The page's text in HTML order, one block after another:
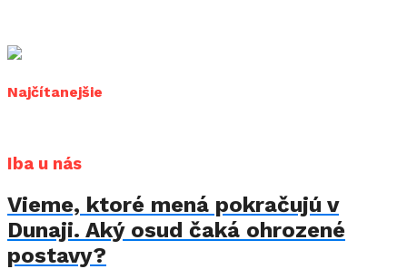
Najčítanejšie
Iba u nás
Vieme, ktoré mená pokračujú v
Dunaji. Aký osud čaká ohrozené
postavy?